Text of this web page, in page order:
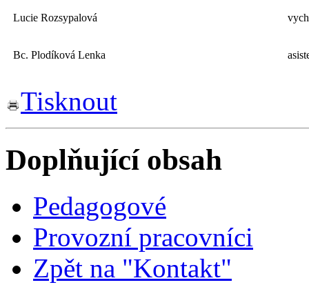
Lucie Rozsypalová
Bc. Plodíková Lenka
Tisknout
Doplňující obsah
Pedagogové
Provozní pracovníci
Zpět na "Kontakt"